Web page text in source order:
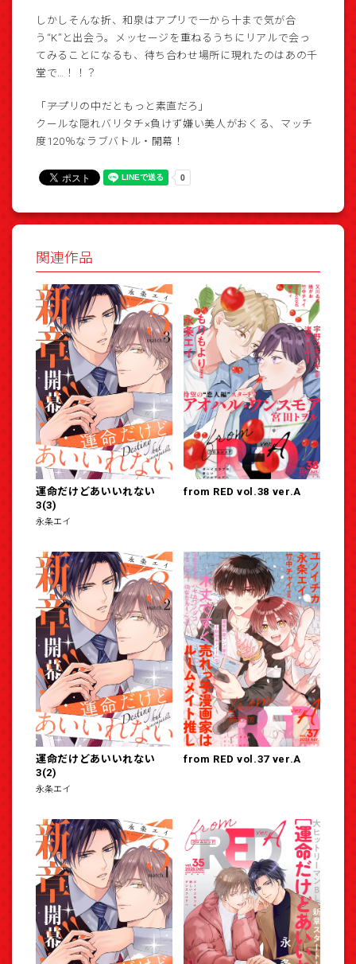
しかしそんな折、和泉はアプリで一から十まで気が合
う“K”と出会う。メッセージを重ねるうちにリアルで会っ
てみることになるも、待ち合わせ場所に現れたのはあの千
堂で…！！？
「――アプリの中だともっと素直だろ」
クールな隠れバリタチ×負けず嫌い美人がおくる、マッチ
度120％なラブバトル・開幕！
関連作品
運命だけどあいいれない
3(3)
永条エイ
from RED vol.38 ver.A
運命だけどあいいれない
3(2)
永条エイ
from RED vol.37 ver.A